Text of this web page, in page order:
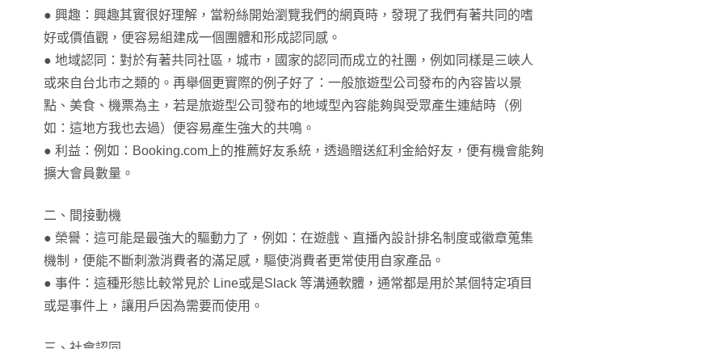
● 興趣：興趣其實很好理解，當粉絲開始瀏覽我們的網頁時，發現了我們有著共同的嗜
好或價值觀，便容易組建成一個團體和形成認同感。
● 地域認同：對於有著共同社區，城市，國家的認同而成立的社團，例如同樣是三峽人
或來自台北市之類的。再舉個更實際的例子好了：一般旅遊型公司發布的內容皆以景
點、美食、機票為主，若是旅遊型公司發布的地域型內容能夠與受眾產生連結時（例
如：這地方我也去過）便容易產生強大的共鳴。
● 利益：例如：Booking.com上的推薦好友系統，透過贈送紅利金給好友，便有機會能夠
擴大會員數量。
二、間接動機
● 榮譽：這可能是最強大的驅動力了，例如：在遊戲、直播內設計排名制度或徽章蒐集
機制，便能不斷刺激消費者的滿足感，驅使消費者更常使用自家產品。
● 事件：這種形態比較常見於 Line或是Slack 等溝通軟體，通常都是用於某個特定項目
或是事件上，讓用戶因為需要而使用。